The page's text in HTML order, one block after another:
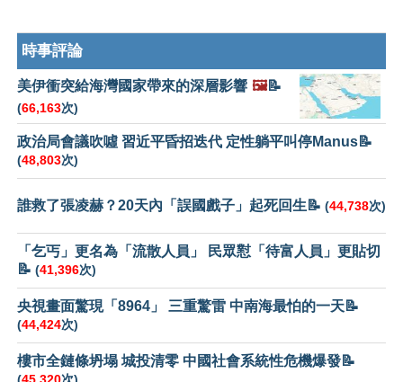
時事評論
美伊衝突給海灣國家帶來的深層影響 🖼️📝
(66,163次)
政治局會議吹噓 習近平昏招迭代 定性躺平叫停Manus📝
(48,803次)
誰救了張凌赫？20天內「誤國戲子」起死回生📝 (44,738次)
「乞丐」更名為「流散人員」 民眾懟「待富人員」更貼切
📝 (41,396次)
央視畫面驚現「8964」 三重驚雷 中南海最怕的一天📝
(44,424次)
樓市全鏈條坍塌 城投清零 中國社會系統性危機爆發📝